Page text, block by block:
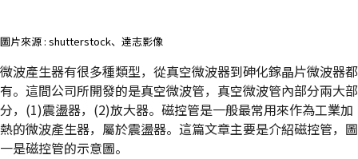
圖片來源 : shutterstock、達志影像
微波產生器有很多種類型，從真空微波器到砷化鎵晶片微波器都
有。這間公司所開發的是真空微波管，真空微波管內部分兩大部
分，(1)震盪器，(2)放大器。磁控管是一般最常用來作為工業加
熱的微波產生器，屬於震盪器。這篇文章主要是介紹磁控管，圖
一是磁控管的示意圖。